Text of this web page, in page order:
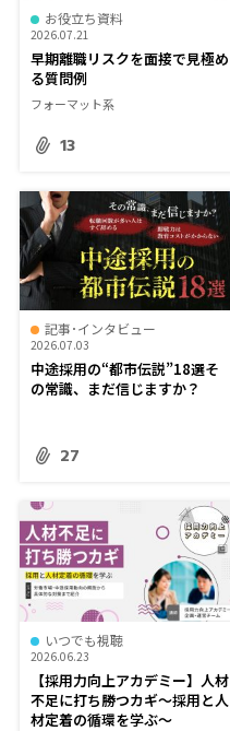
お役立ち資料
2026.07.21
早期離職リスクを面接で見極め
る質問例
フォーマット系
13
記事･インタビュー
2026.07.03
中途採用の“都市伝説”18選――そ
の常識、まだ信じますか？
27
いつでも視聴
2026.06.23
【採用力向上アカデミー】人材
不足に打ち勝つカギ～採用と人
材定着の循環を学ぶ～